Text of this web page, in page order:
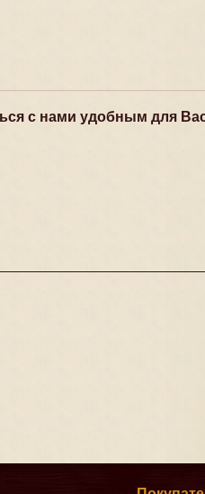
с нами удобным для